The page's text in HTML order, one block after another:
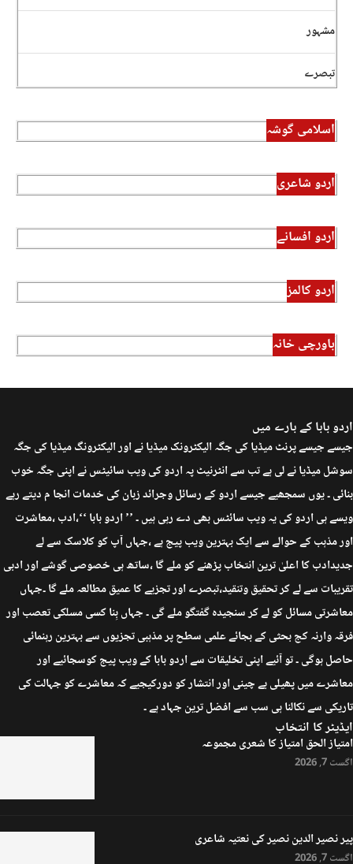
مشہور
تبصرے
اسلامی گوشہ
اردو شاعری
اردو افسانے
اردو کالمز
باورچی خانہ
اردو بابا کے بارے میں
جیسے جیسے پرنٹ میڈیا کی جگہ الیکٹرونک میڈیا نے اور الیکٹرونگ میڈیا کی جگہ
سوشل میڈیا نے لی ہے تب سے انٹرنیٹ پہ اردو کی ویب سائیٹس نے اپنی جگہ خوب
بنائی ۔ یوں سمجھیے جیسے اردو کے رسائل وجرائد زبان کی خدمات انجا م دیتے رہے
ویسے ہی اردو کی یہ ویب سائٹس بھی دے رہی ہیں ۔ ’’ اردو بابا ‘‘،ادب ،معاشرت
اور مذہب کے حوالے سے ایک بہترین ویب پیج ہے ،جہاں آپ کو کلاسک سے لے
جدیدادب کا اعلیٰ ترین انتخاب پڑھنے کو ملے گا ،ساتھ ہی خصوصی گوشے اور ادبی
تقریبات سے لے کر تحقیق وتنقید،تبصرے اور تجزیے کا عمیق مطالعہ ملے گا ۔جہاں
معاشرتی مسائل کو لے کر سنجیدہ گفتگو ملے گی ۔ جہاں بِنا کسی مسلکی تعصب اور
فرقہ وارنہ کج بحثی کے بجائے علمی سطح پر مذہبی تجزیوں سے بہترین رہنمائی
حاصل ہوگی ۔ تو آئیے اپنی تخلیقات سے اردو بابا کے ویب پیج کوسجائیے اور
معاشرے میں پھیلی بے چینی اور انتشار کو دورکیجیے کہ معاشرے کو جہالت کی
تاریکی سے نکالنا ہی سب سے افضل ترین جہاد ہے ۔
ایڈیٹر کا انتخاب
امتیاز الحق امتیاز کا شعری مجموعہ
اگست 7, 2026
پیر نصیر الدین نصیر کی نعتیہ شاعری
اگست 7, 2026